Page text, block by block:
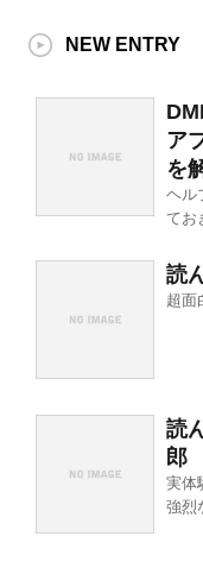
NEW ENTRY
ア
を
ヘル
てお
読
超面
読
郎
実体
強烈